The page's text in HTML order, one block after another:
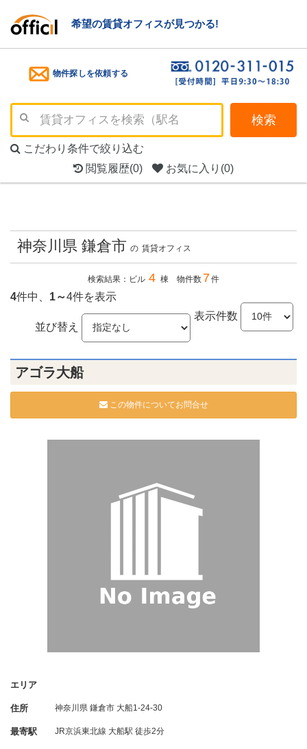
希望の賃貸オフィスが見つかる!
物件探しを依頼する
検索
こだわり条件で絞り込む
閲覧履歴(0) お気に入り (0)
神奈川県 鎌倉市 の 賃貸オフィス
検索結果：ビル 4 棟 物件数 7件
4件中、 1～4件を表示
表示件数
並び替え
アゴラ大船
この物件についてお問合せ
エリア
住所 神奈川県 鎌倉市 大船1-24-30
最寄駅 JR京浜東北線 大船駅 徒歩2分